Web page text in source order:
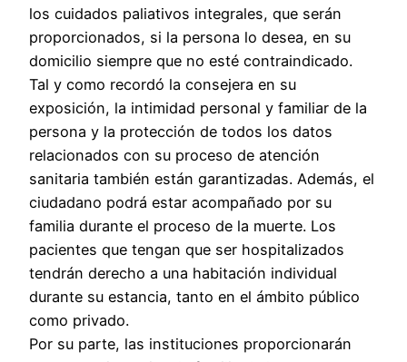
los cuidados paliativos integrales, que serán
proporcionados, si la persona lo desea, en su
domicilio siempre que no esté contraindicado.
Tal y como recordó la consejera en su
exposición, la intimidad personal y familiar de la
persona y la protección de todos los datos
relacionados con su proceso de atención
sanitaria también están garantizadas. Además, el
ciudadano podrá estar acompañado por su
familia durante el proceso de la muerte. Los
pacientes que tengan que ser hospitalizados
tendrán derecho a una habitación individual
durante su estancia, tanto en el ámbito público
como privado.
Por su parte, las instituciones proporcionarán